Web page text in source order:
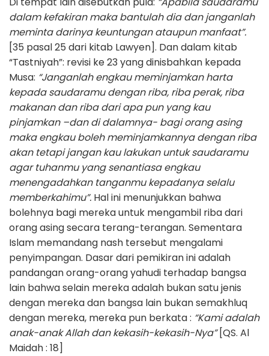
dalam kefakiran maka bantulah dia dan janganlah
meminta darinya keuntungan ataupun manfaat”.
[35 pasal 25 dari kitab Lawyen]. Dan dalam kitab
“Tastniyah”: revisi ke 23 yang dinisbahkan kepada
Musa: “Janganlah engkau meminjamkan harta
kepada saudaramu dengan riba, riba perak, riba
makanan dan riba dari apa pun yang kau
pinjamkan –dan di dalamnya- bagi orang asing
maka engkau boleh meminjamkannya dengan riba
akan tetapi jangan kau lakukan untuk saudaramu
agar tuhanmu yang senantiasa engkau
menengadahkan tanganmu kepadanya selalu
memberkahimu”. Hal ini menunjukkan bahwa
bolehnya bagi mereka untuk mengambil riba dari
orang asing secara terang-terangan. Sementara
Islam memandang nash tersebut mengalami
penyimpangan. Dasar dari pemikiran ini adalah
pandangan orang-orang yahudi terhadap bangsa
lain bahwa selain mereka adalah bukan satu jenis
dengan mereka dan bangsa lain bukan semakhluq
dengan mereka, mereka pun berkata : “Kami adalah
anak-anak Allah dan kekasih-kekasih-Nya”[QS. Al
Maidah : 18]